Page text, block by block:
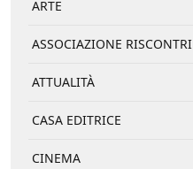
ARTE
ASSOCIAZIONE RISCONTRI
ATTUALITÀ
CASA EDITRICE
CINEMA